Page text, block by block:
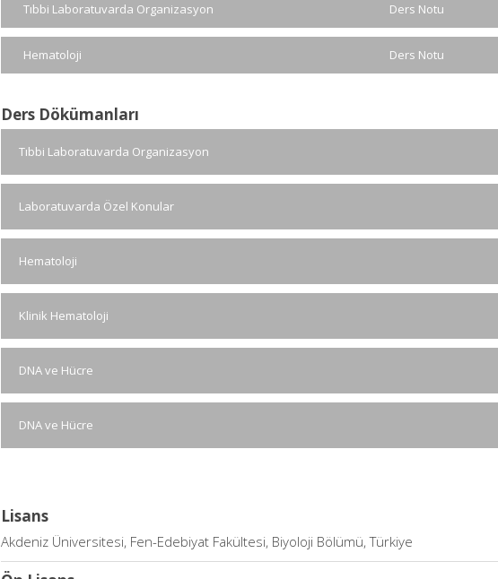
Tıbbi Laboratuvarda Organizasyon Ders Notu
Hematoloji Ders Notu
Ders Dökümanları
Tıbbi Laboratuvarda Organizasyon
Laboratuvarda Özel Konular
Hematoloji
Klinik Hematoloji
DNA ve Hücre
DNA ve Hücre
Lisans
Akdeniz Üniversitesi, Fen-Edebiyat Fakültesi, Biyoloji Bölümü, Türkiye